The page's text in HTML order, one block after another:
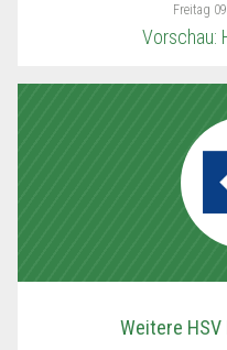
Freitag
Vorschau:
Weitere